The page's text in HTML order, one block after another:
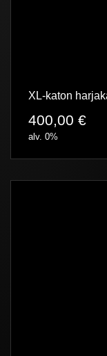
XL-katon
400,00 €
alv. 0%